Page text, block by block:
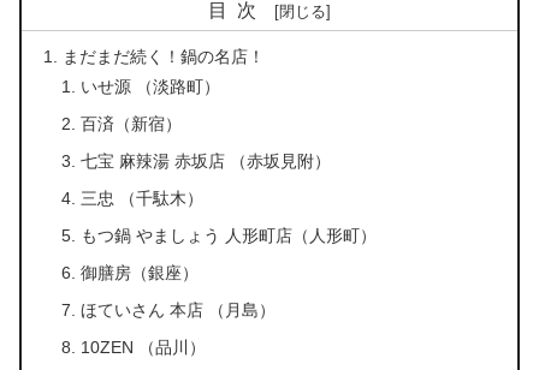
目次
まだまだ続く！鍋の名店！
いせ源 （淡路町）
百済（新宿）
七宝 麻辣湯 赤坂店 （赤坂見附）
三忠 （千駄木）
もつ鍋 やましょう 人形町店（人形町）
御膳房（銀座）
ほていさん 本店 （月島）
10ZEN （品川）